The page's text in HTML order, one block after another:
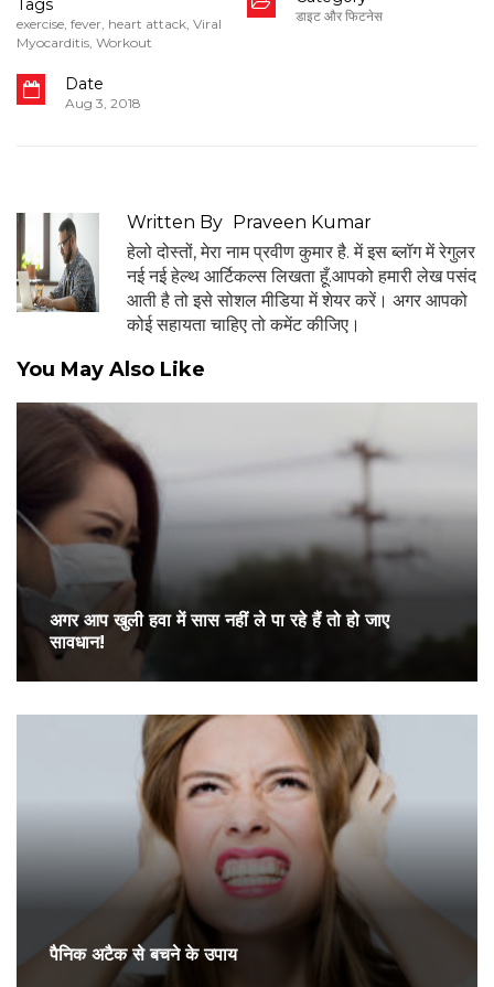
Tags
exercise, fever, heart attack, Viral
Myocarditis, Workout
डाइट और फिटनेस
Date
Aug 3, 2018
Written By
Praveen Kumar
हेलो दोस्तों, मेरा नाम प्रवीण कुमार है. में इस ब्लॉग में रेगुलर
नई नई हेल्थ आर्टिकल्स लिखता हूँ.आपको हमारी लेख पसंद
आती है तो इसे सोशल मीडिया में शेयर करें। अगर आपको
कोई सहायता चाहिए तो कमेंट कीजिए।
You May Also Like
अगर आप खुली हवा में सास नहीं ले पा रहे हैं तो हो जाए
सावधान!
पैनिक अटैक से बचने के उपाय